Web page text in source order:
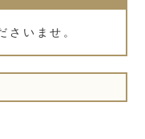
さいませ。